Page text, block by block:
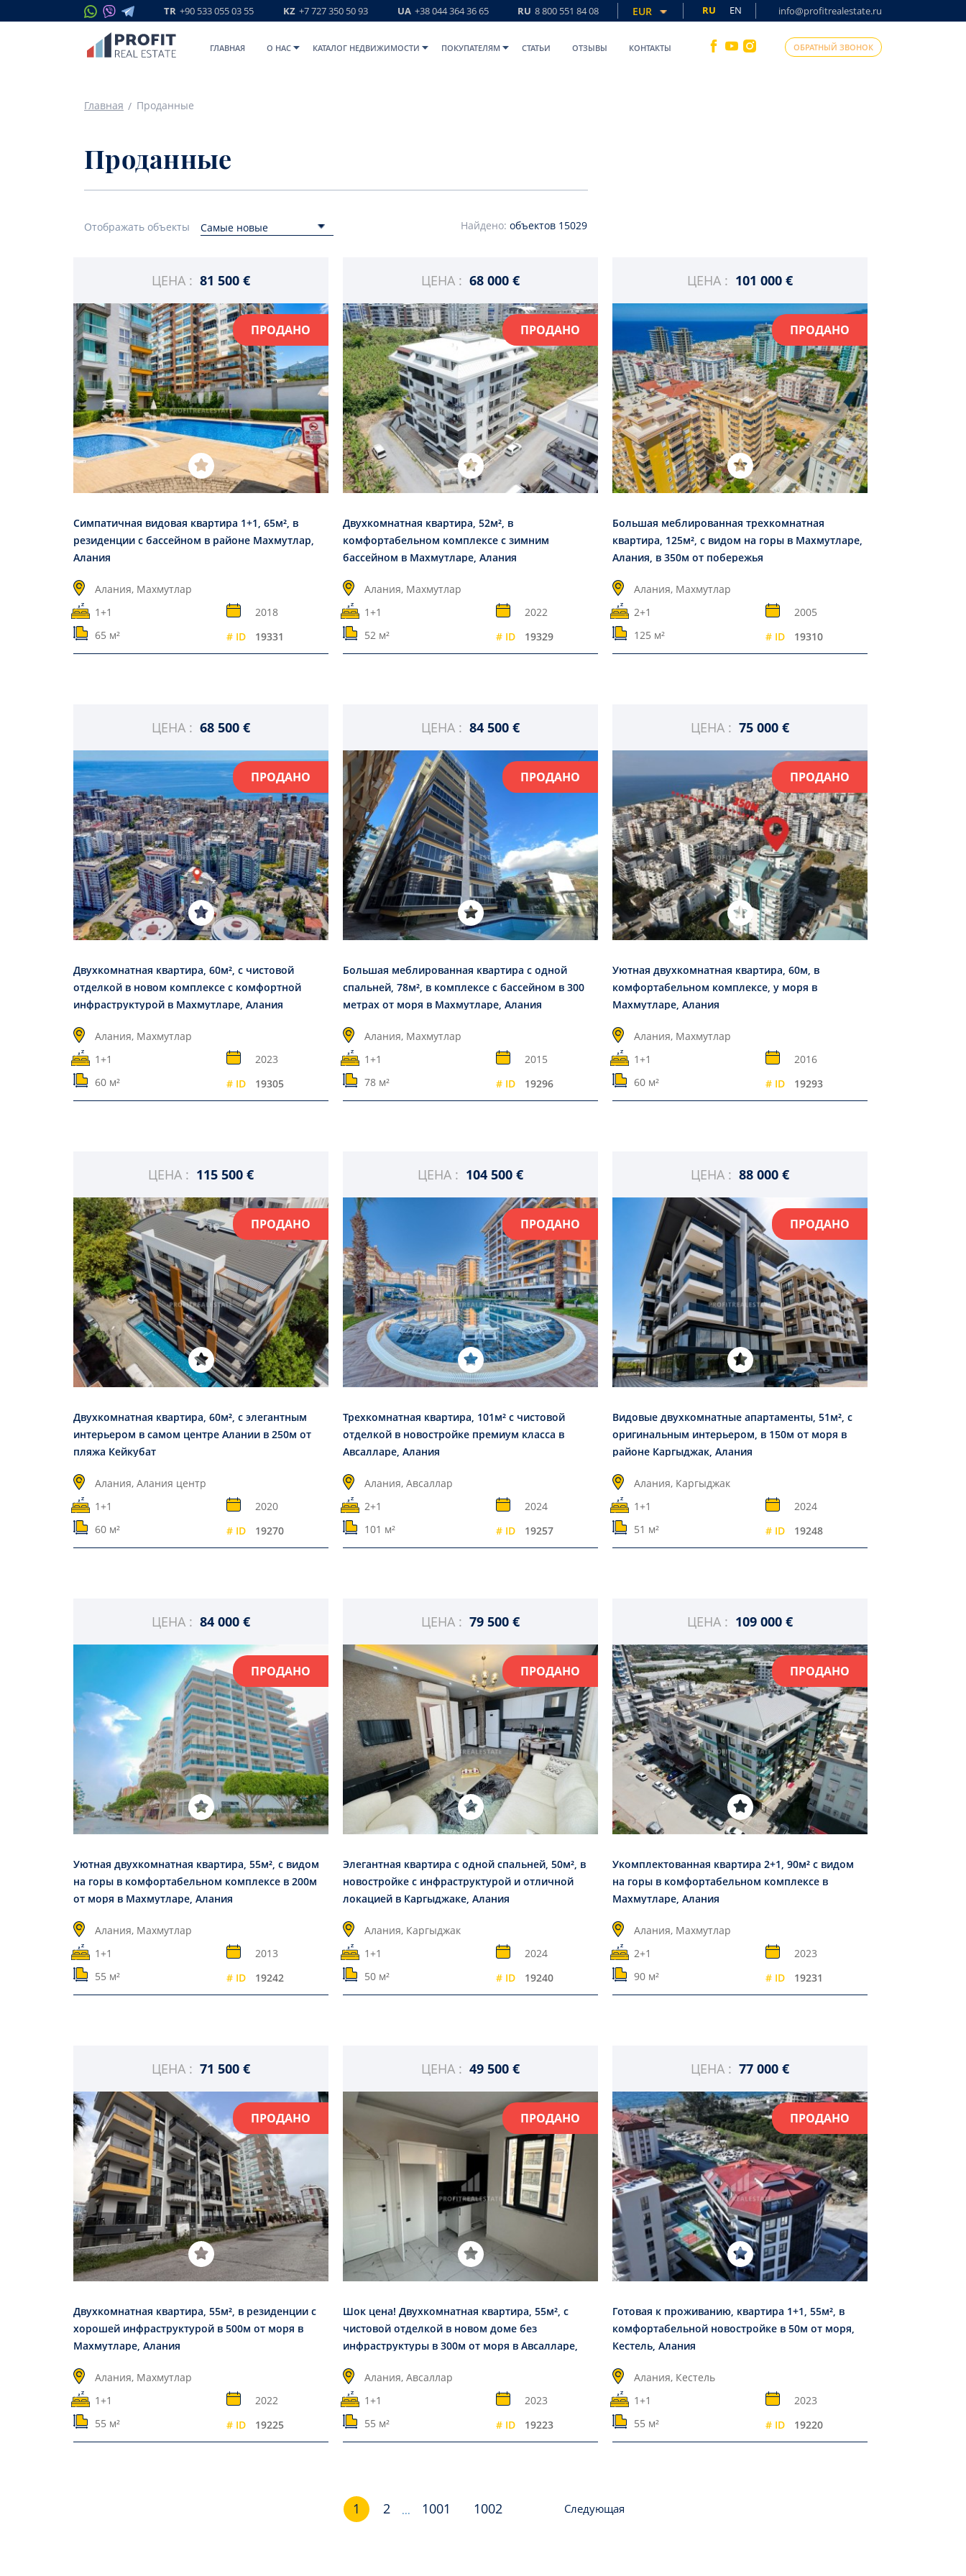
TR +90 533 055 03 55 KZ +7 727 350 50 93 UA +38 044 364 36 65 RU 8 800 551 84 08 EUR RU EN info@profitrealestate.ru
ГЛАВНАЯ O НАС КАТАЛОГ НЕДВИЖИМОСТИ ПОКУПАТЕЛЯМ СТАТЬИ ОТЗЫВЫ КОНТАКТЫ ОБРАТНЫЙ ЗВОНОК
Главная Проданные
Проданные
Отображать объекты Самые новые Найдено: объектов 15029
ЦЕНА : 81 500 €
ПРОДАНО
Симпатичная видовая квартира 1+1, 65м², в
резиденции с бассейном в районе Махмутлар,
Алания
Алания, Махмутлар
1+1
2018
65 м²
# ID 19331
ЦЕНА : 68 000 €
ПРОДАНО
Двухкомнатная квартира, 52м², в
комфортабельном комплексе с зимним
бассейном в Махмутларе, Алания
Алания, Махмутлар
1+1
2022
52 м²
# ID 19329
ЦЕНА : 101 000 €
ПРОДАНО
Большая меблированная трехкомнатная
квартира, 125м², с видом на горы в Махмутларе,
Алания, в 350м от побережья
Алания, Махмутлар
2+1
2005
125 м²
# ID 19310
ЦЕНА : 68 500 €
ПРОДАНО
Двухкомнатная квартира, 60м², с чистовой
отделкой в новом комплексе с комфортной
инфраструктурой в Махмутларе, Алания
Алания, Махмутлар
1+1
2023
60 м²
# ID 19305
ЦЕНА : 84 500 €
ПРОДАНО
Большая меблированная квартира с одной
спальней, 78м², в комплексе с бассейном в 300
метрах от моря в Махмутларе, Алания
Алания, Махмутлар
1+1
2015
78 м²
# ID 19296
ЦЕНА : 75 000 €
ПРОДАНО
Уютная двухкомнатная квартира, 60м, в
комфортабельном комплексе, у моря в
Махмутларе, Алания
Алания, Махмутлар
1+1
2016
60 м²
# ID 19293
ЦЕНА : 115 500 €
ПРОДАНО
Двухкомнатная квартира, 60м², с элегантным
интерьером в самом центре Алании в 250м от
пляжа Кейкубат
Алания, Алания центр
1+1
2020
60 м²
# ID 19270
ЦЕНА : 104 500 €
ПРОДАНО
Трехкомнатная квартира, 101м² с чистовой
отделкой в новостройке премиум класса в
Авсалларе, Алания
Алания, Авсаллар
2+1
2024
101 м²
# ID 19257
ЦЕНА : 88 000 €
ПРОДАНО
Видовые двухкомнатные апартаменты, 51м², с
оригинальным интерьером, в 150м от моря в
районе Каргыджак, Алания
Алания, Каргыджак
1+1
2024
51 м²
# ID 19248
ЦЕНА : 84 000 €
ПРОДАНО
Уютная двухкомнатная квартира, 55м², с видом
на горы в комфортабельном комплексе в 200м
от моря в Махмутларе, Алания
Алания, Махмутлар
1+1
2013
55 м²
# ID 19242
ЦЕНА : 79 500 €
ПРОДАНО
Элегантная квартира с одной спальней, 50м², в
новостройке с инфраструктурой и отличной
локацией в Каргыджаке, Алания
Алания, Каргыджак
1+1
2024
50 м²
# ID 19240
ЦЕНА : 109 000 €
ПРОДАНО
Укомплектованная квартира 2+1, 90м² с видом
на горы в комфортабельном комплексе в
Махмутларе, Алания
Алания, Махмутлар
2+1
2023
90 м²
# ID 19231
ЦЕНА : 71 500 €
ПРОДАНО
Двухкомнатная квартира, 55м², в резиденции с
хорошей инфраструктурой в 500м от моря в
Махмутларе, Алания
Алания, Махмутлар
1+1
2022
55 м²
# ID 19225
ЦЕНА : 49 500 €
ПРОДАНО
Шок цена! Двухкомнатная квартира, 55м², с
чистовой отделкой в новом доме без
инфраструктуры в 300м от моря в Авсалларе,
Алания, Авсаллар
1+1
2023
55 м²
# ID 19223
ЦЕНА : 77 000 €
ПРОДАНО
Готовая к проживанию, квартира 1+1, 55м², в
комфортабельной новостройке в 50м от моря,
Кестель, Алания
Алания, Кестель
1+1
2023
55 м²
# ID 19220
1 2 ... 1001 1002 Следующая